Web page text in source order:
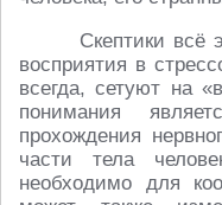
Скептики всё
восприятия в
всегда, сетуют на
понимания
прохождения
части тела
необходимо для